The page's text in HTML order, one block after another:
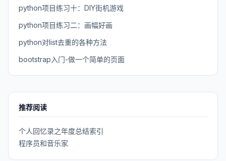
python项目练习十：DIY街机游戏
python项目练习二：画幅好画
python对list去重的各种方法
bootstrap入门-做一个简单的页面
推荐阅读
个人回忆录之年度总结索引
程序员和音乐家